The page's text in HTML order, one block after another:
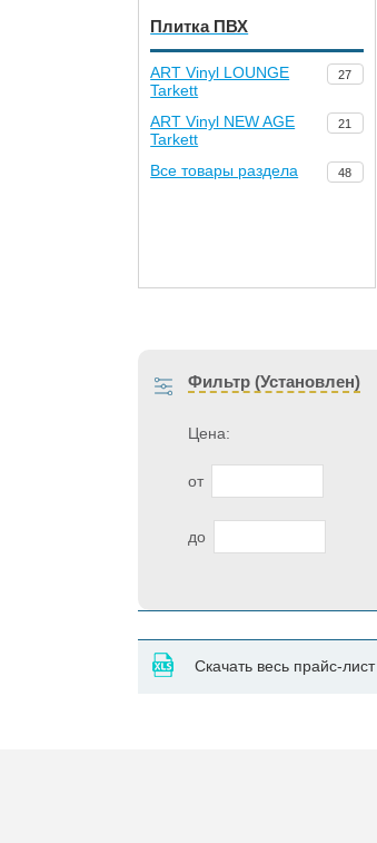
Плитка ПВХ
ART Vinyl LOUNGE
Tarkett
27
ART Vinyl NEW AGE
Tarkett
21
Все товары раздела 48
Фильтр (Установлен)
Цена:
от
до
Скачать весь прайс-лист